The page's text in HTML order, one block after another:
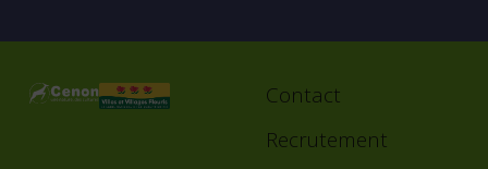
Footer
Contact
Recrutement